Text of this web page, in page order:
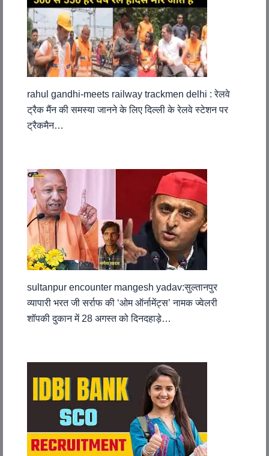
rahul gandhi-meets railway trackmen delhi : रेलवे
ट्रैक मैंन की समस्या जानने के लिए दिल्ली के रेलवे स्टेशन पर
ट्रैकमैन…
sultanpur encounter mangesh yadav:सुल्तानपुर
व्यापारी भरत जी सर्राफ की ‘ओम ऑर्नामेंट्स’ नामक ज्वेलरी
शॉपकी दुकान में 28 अगस्त को दिनदहाड़े…